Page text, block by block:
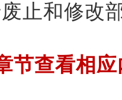
止和修改
节查看相